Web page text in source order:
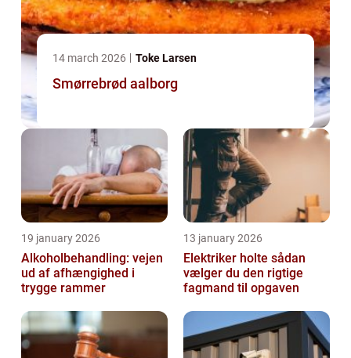
14 march 2026 Toke Larsen
Smørrebrød aalborg
19 january 2026
Alkoholbehandling: vejen
ud af afhængighed i
trygge rammer
13 january 2026
Elektriker holte sådan
vælger du den rigtige
fagmand til opgaven